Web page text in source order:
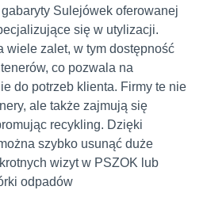
Sulejówek oferowanej
się w utylizacji.
wiele zalet, w tym dostępność
co pozwala na
do potrzeb klienta. Firmy te nie
ale także zajmują się
recykling. Dzięki
szybko usunąć duże
wizyt w PSZOK lub
odpadów